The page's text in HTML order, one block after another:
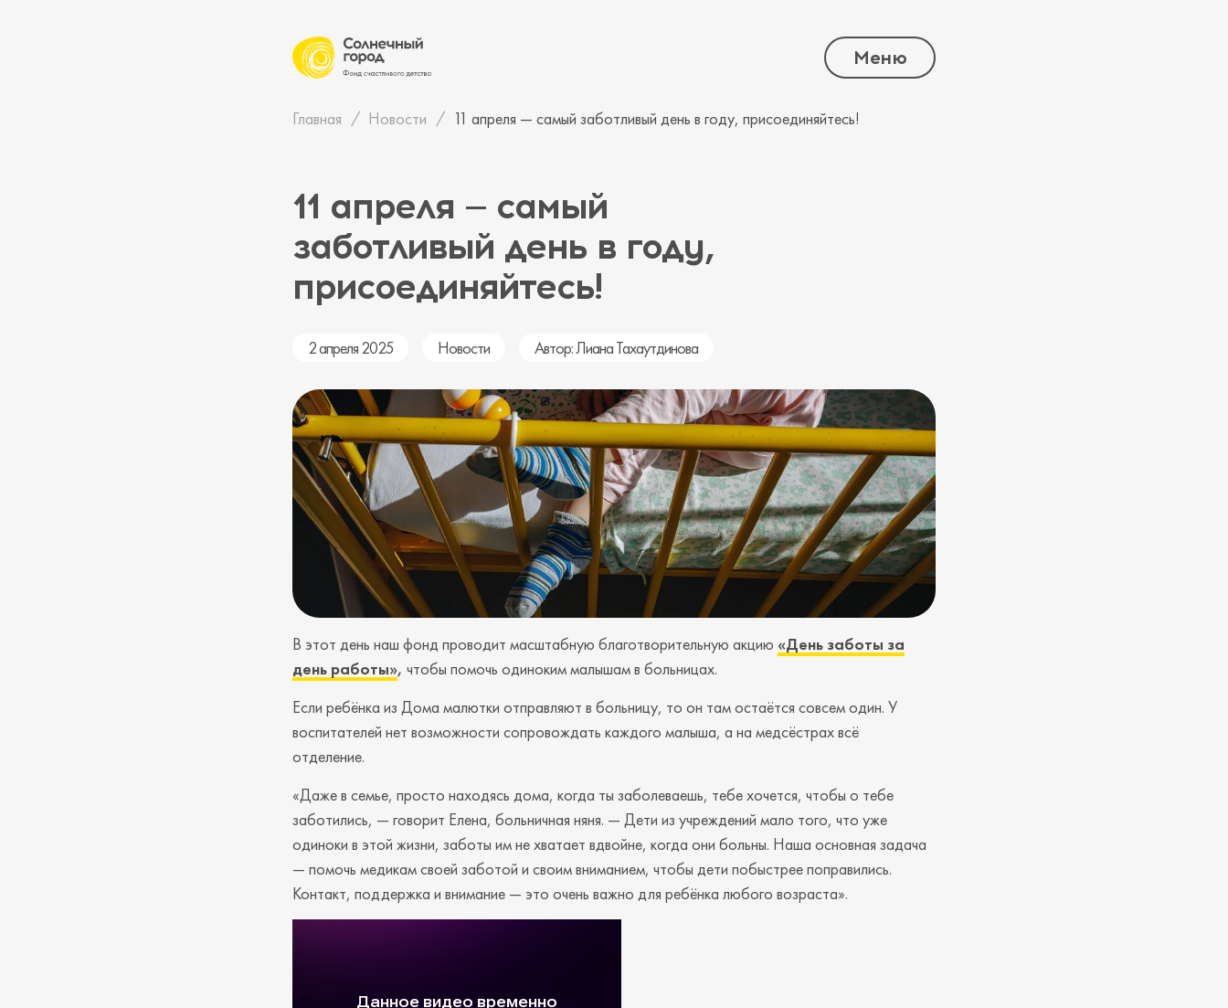
Меню
Главная Новости 11 апреля — самый заботливый день в году, присоединяйтесь!
11 апреля — самый
заботливый день в году,
присоединяйтесь!
2 апреля 2025 Новости Автор: Лиана Тахаутдинова
В этот день наш фонд проводит масштабную благотворительную акцию «День заботы за
день работы», чтобы помочь одиноким малышам в больницах.
Если ребёнка из Дома малютки отправляют в больницу, то он там остаётся совсем один. У
воспитателей нет возможности сопровождать каждого малыша, а на медсёстрах всё
отделение.
«Даже в семье, просто находясь дома, когда ты заболеваешь, тебе хочется, чтобы о тебе
заботились, — говорит Елена, больничная няня. — Дети из учреждений мало того, что уже
одиноки в этой жизни, заботы им не хватает вдвойне, когда они больны. Наша основная задача
— помочь медикам своей заботой и своим вниманием, чтобы дети побыстрее поправились.
Контакт, поддержка и внимание — это очень важно для ребёнка любого возраста».